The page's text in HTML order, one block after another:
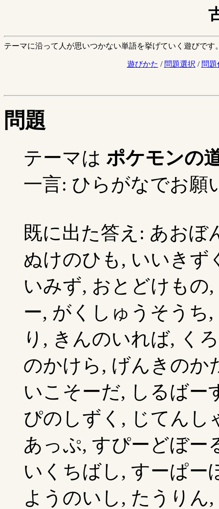
テーマに沿って人が思いつかない単語を挙げていく遊びです
遊びかた / 問題選択 / 問題
問題
テーマは ポケモンの
一言: ひらがなでお願
既に出た答え: あおぼ
ぬけのひも, いいきず
いみず, おとどけもの
ー, がくしゅうそうち
り, きんのいれば, く
のかけら, げんきのか
いこそーだ, しるばー
ぴのしずく, じてんし
あっぷ, すぴーどぼー
いくちばし, すーぱー
ようのいし, たうりん